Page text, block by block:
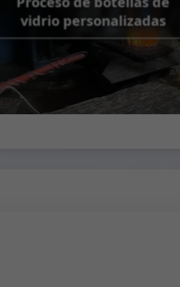
vidrio personalizadas